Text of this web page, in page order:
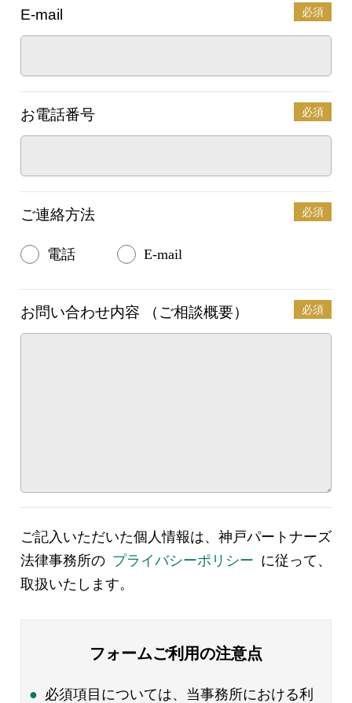
E-mail 必須
お電話番号 必須
ご連絡方法 必須
電話 E-mail
お問い合わせ内容 （ご相談概要） 必須
ご記入いただいた個人情報は、神戸パートナーズ
法律事務所の プライバシーポリシー に従って、
取扱いたします。
フォームご利用の注意点
●必須項目については、当事務所における利